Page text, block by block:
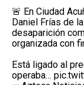
🚨 En Ciudad
Daniel Frías de
desaparición
organizada con
Está ligado al
operaba…